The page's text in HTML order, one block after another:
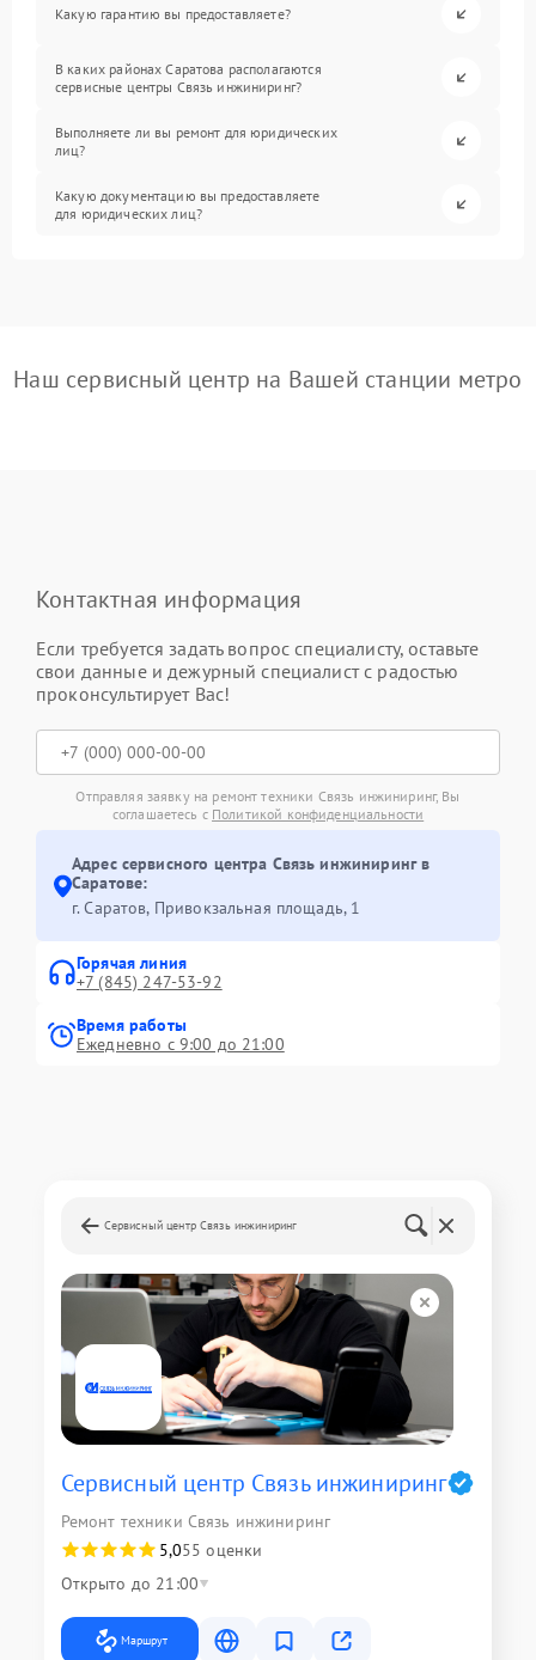
Какую гарантию вы предоставляете?
В каких районах Саратова располагаются
сервисные центры Связь инжиниринг?
Выполняете ли вы ремонт для юридических
лиц?
Какую документацию вы предоставляете
для юридических лиц?
Наш сервисный центр на Вашей станции метро
Контактная информация
Если требуется задать вопрос специалисту, оставьте
свои данные и дежурный специалист с радостью
проконсультирует Вас!
Отправляя заявку на ремонт техники Связь инжиниринг, Вы
соглашаетесь с Политикой конфиденциальности
Адрес сервисного центра Связь инжиниринг в
Саратове:
г. Саратов, Привокзальная площадь, 1
Горячая линия
+7 (845) 247-53-92
Время работы
Ежедневно с 9:00 до 21:00
Сервисный центр Связь инжиниринг
Сервисный центр Связь инжиниринг
Ремонт техники Связь инжиниринг
5,055 оценки
Открыто до 21:00
Маршрут